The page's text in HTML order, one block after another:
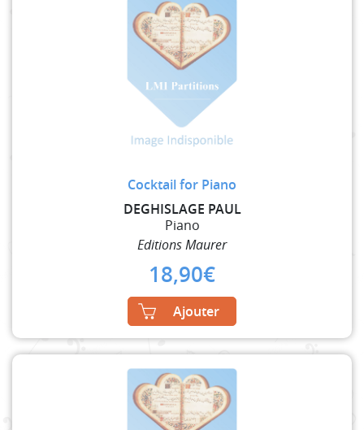
Cocktail for Piano
DEGHISLAGE PAUL
Piano
Editions Maurer
18,90€
Ajouter